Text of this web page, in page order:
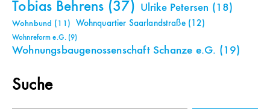
Tobias Behrens (37) Ulrike Petersen (18)
Wohnbund (11) Wohnquartier Saarlandstraße(12)
Wohnreform e.G.(9)
Wohnungsbaugenossenschaft Schanze e.G. (19)
Suche